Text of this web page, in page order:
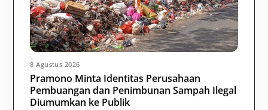
8 Agustus 2026
Pramono Minta Identitas Perusahaan
Pembuangan dan Penimbunan Sampah Ilegal
Diumumkan ke Publik